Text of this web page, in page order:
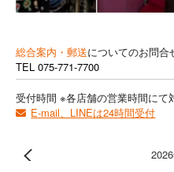
総合案内・郵送についてのお問合
TEL 075-771-7700
受付時間 ※各店舗の営業時間にて
E-mail、LINEは24時間受付